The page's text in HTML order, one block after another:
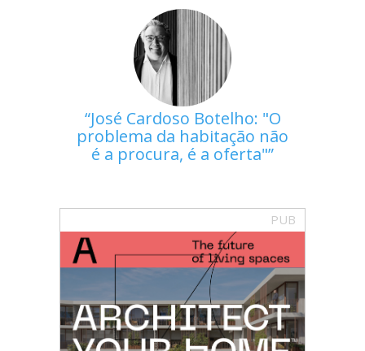
José Cardoso Botelho: "O
problema da habitação não
é a procura, é a oferta"
PUB